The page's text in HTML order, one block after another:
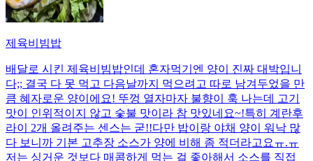
제육비빔밥
배달로 시킨 제육비빔밥인데 혼자먹기엔 양이 진짜 대박입니
다;; 결국 다 못 먹고 다음날까지 먹으려고 따로 남겨두었을 만
큼 혜자로운 양이에요! 뚜껑 열자마자 불향이 훅 나는데 고기
맛이 인위적이지 않고 숯불 맛이라 참 맛있네요~!특히 계란후
라이 2개 올려주는 센스는 굳!! ​다만 밥이랑 야채 양이 워낙 많
다 보니까 기본 고추장 소스가 양에 비해 좀 적더라고요ㅠ.ㅠ
저는 싱거운 것보다 매콤하게 먹는 걸 좋아해서 소스를 직접